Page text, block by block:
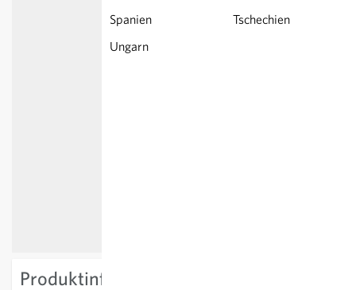
Spanien
Tschechien
Ungarn
Produktinformation